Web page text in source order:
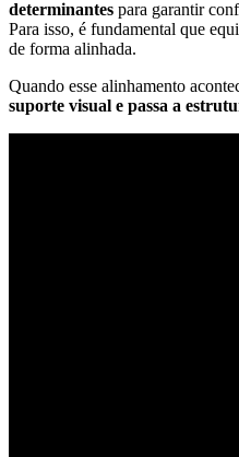
determinantes para garantir
Para isso, é fundamental que
de forma alinhada.
Quando esse alinhamento
suporte visual e passa a